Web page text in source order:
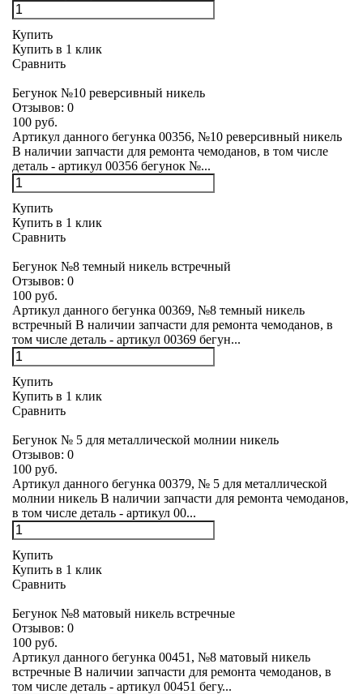
Купить
Купить в 1 клик
Сравнить
Бегунок №10 реверсивный никель
Отзывов: 0
100 руб.
Артикул данного бегунка 00356, №10 реверсивный никель
В наличии запчасти для ремонта чемоданов, в том числе
деталь - артикул 00356 бегунок №...
Купить
Купить в 1 клик
Сравнить
Бегунок №8 темный никель встречный
Отзывов: 0
100 руб.
Артикул данного бегунка 00369, №8 темный никель
встречный В наличии запчасти для ремонта чемоданов, в
том числе деталь - артикул 00369 бегун...
Купить
Купить в 1 клик
Сравнить
Бегунок № 5 для металлической молнии никель
Отзывов: 0
100 руб.
Артикул данного бегунка 00379, № 5 для металлической
молнии никель В наличии запчасти для ремонта чемоданов,
в том числе деталь - артикул 00...
Купить
Купить в 1 клик
Сравнить
Бегунок №8 матовый никель встречные
Отзывов: 0
100 руб.
Артикул данного бегунка 00451, №8 матовый никель
встречные В наличии запчасти для ремонта чемоданов, в
том числе деталь - артикул 00451 бегу...